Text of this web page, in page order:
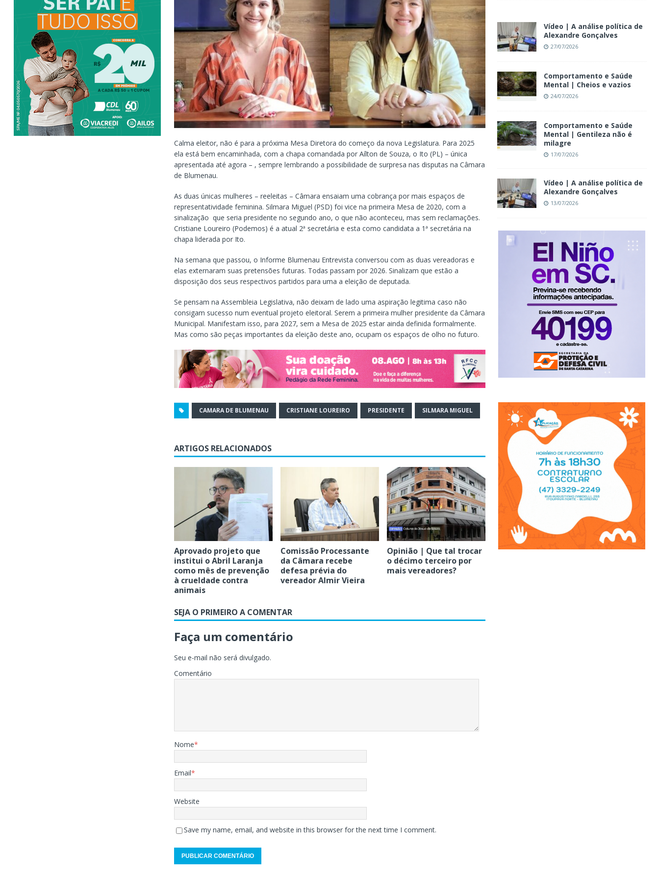
Calma eleitor, não é para a próxima Mesa Diretora do começo da nova Legislatura. Para 2025
ela está bem encaminhada, com a chapa comandada por Aílton de Souza, o Ito (PL) – única
apresentada até agora – , sempre lembrando a possibilidade de surpresa nas disputas na Câmara
de Blumenau.
As duas únicas mulheres – reeleitas – Câmara ensaiam uma cobrança por mais espaços de
representatividade feminina. Silmara Miguel (PSD) foi vice na primeira Mesa de 2020, com a
sinalização que seria presidente no segundo ano, o que não aconteceu, mas sem reclamações.
Cristiane Loureiro (Podemos) é a atual 2ª secretária e esta como candidata a 1ª secretária na
chapa liderada por Ito.
Na semana que passou, o Informe Blumenau Entrevista conversou com as duas vereadoras e
elas externaram suas pretensões futuras. Todas passam por 2026. Sinalizam que estão a
disposição dos seus respectivos partidos para uma a eleição de deputada.
Se pensam na Assembleia Legislativa, não deixam de lado uma aspiração legitima caso não
consigam sucesso num eventual projeto eleitoral. Serem a primeira mulher presidente da Câmara
Municipal. Manifestam isso, para 2027, sem a Mesa de 2025 estar ainda definida formalmente.
Mas como são peças importantes da eleição deste ano, ocupam os espaços de olho no futuro.
CAMARA DE BLUMENAU CRISTIANE LOUREIRO PRESIDENTE SILMARA MIGUEL
ARTIGOS RELACIONADOS
Aprovado projeto que
institui o Abril Laranja
como mês de prevenção
à crueldade contra
animais
Comissão Processante
da Câmara recebe
defesa prévia do
vereador Almir Vieira
Opinião | Que tal trocar
o décimo terceiro por
mais vereadores?
SEJA O PRIMEIRO A COMENTAR
Faça um comentário
Seu e-mail não será divulgado.
Comentário
Nome*
Email*
Website
Save my name, email, and website in this browser for the next time I comment.
Vídeo | A análise política de
Alexandre Gonçalves
27/07/2026
Comportamento e Saúde
Mental | Cheios e vazios
24/07/2026
Comportamento e Saúde
Mental | Gentileza não é
milagre
17/07/2026
Vídeo | A análise política de
Alexandre Gonçalves
13/07/2026